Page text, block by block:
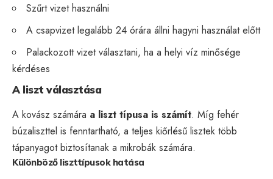
Szűrt vizet használni
A csapvizet legalább 24 órára állni hagyni használat előtt
Palackozott vizet választani, ha a helyi víz minősége
kérdéses
A liszt választása
A kovász számára a liszt típusa is számít. Míg fehér
búzaliszttel is fenntartható, a teljes kiőrlésű lisztek több
tápanyagot biztosítanak a mikrobák számára.
Különböző liszttípusok hatása